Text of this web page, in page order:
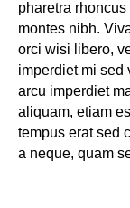
pharetra
montes nibh.
orci wisi libero,
imperdiet mi sed
arcu imperdiet
aliquam, etiam
tempus erat sed
a neque, quam